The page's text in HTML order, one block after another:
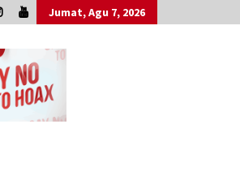
Jumat, Agu 7, 2026